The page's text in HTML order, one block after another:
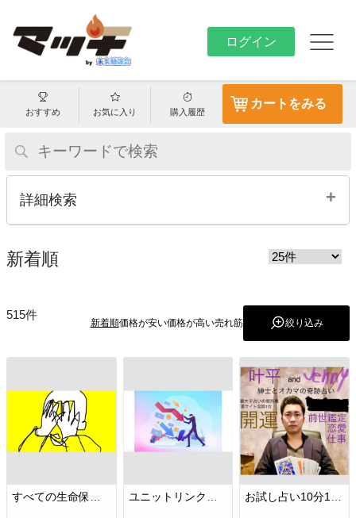
ログイン
おすすめ お気に入り 購入履歴
カートをみる
詳細検索 +
新着順
515件
新着順価格が安い価格が高い売れ筋 絞り込み